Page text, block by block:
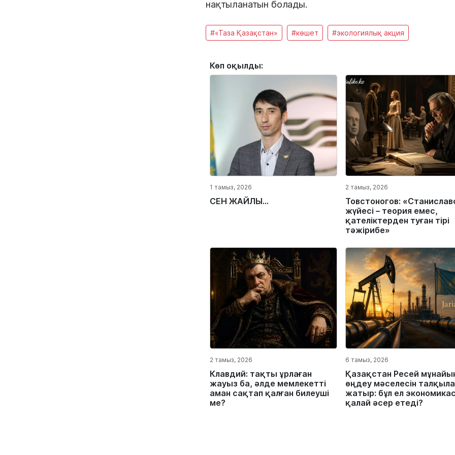
нақтыланатын болады.
#«Таза Қазақстан» #көшет #экологиялық акция
Көп оқылды:
1 тамыз, 2026
СЕН ЖАЙЛЫ...
2 тамыз, 2026
Товстоногов:
жүйесі – теория емес,
қателіктерден туған тірі
тәжірибе»
2 тамыз, 2026
Клавдий: тақты ұрлаған
жауыз ба, әлде мемлекетті
аман сақтап қалған билеуші
ме?
6 тамыз, 2026
Қазақстан Ресей
өңдеу мәселесін
жатыр: бұл ел
қалай әсер етеді?